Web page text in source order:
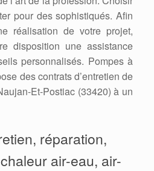
pour des sophistiqués. Afin
réalisation de votre projet,
disposition une assistance
personnalisés. Pompes à
des contrats d’entretien de
Et-Postiac (33420) à un
réparation,
air-eau, air-